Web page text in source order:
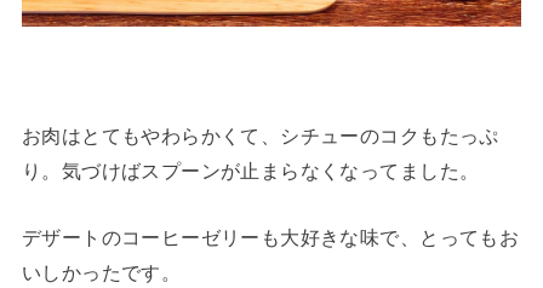
お肉はとてもやわらかくて、シチューのコクもたっぷ
り。気づけばスプーンが止まらなくなってました。
デザートのコーヒーゼリーも大好きな味で、とってもお
いしかったです。